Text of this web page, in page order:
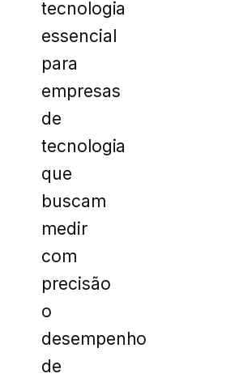
tecnologia
essencial
para
empresas
de
tecnologia
que
buscam
medir
com
precisão
o
desempenho
de